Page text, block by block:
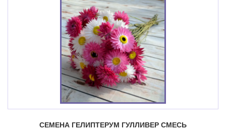
СЕМЕНА ГЕЛИПТЕРУМ ГУЛЛИВЕР СМЕСЬ